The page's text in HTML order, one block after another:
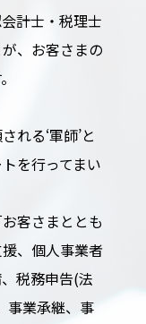
計士・税理士
、お客さまの
れる‘軍師’と
を行ってまい
客さまととも
、個人事業者
税務申告(法
事業承継、事